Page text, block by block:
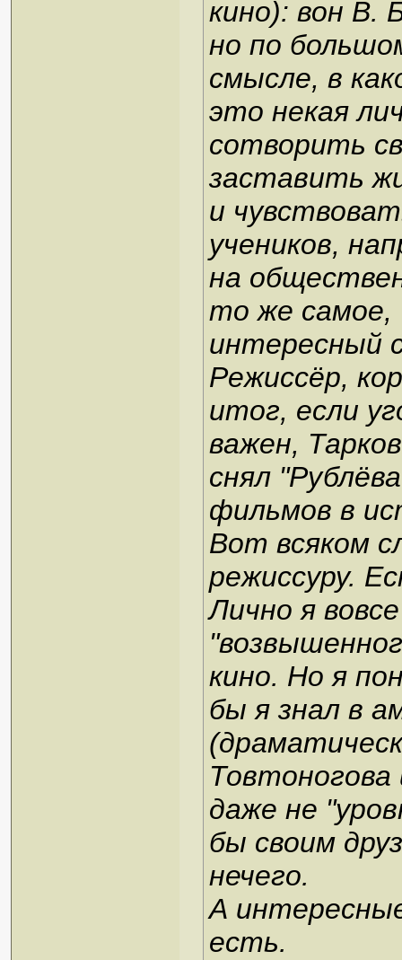
кино): вон В.
но по
смысле, в
это некая
сотворить
заставить
и
учеников,
на
то же
интересный
Режиссёр,
итог, если
важен,
снял
фильмов в
Вот всяком
режиссуру.
Лично я
кино. Но я
бы я знал в
даже не
бы своим
нечего.
А
есть.